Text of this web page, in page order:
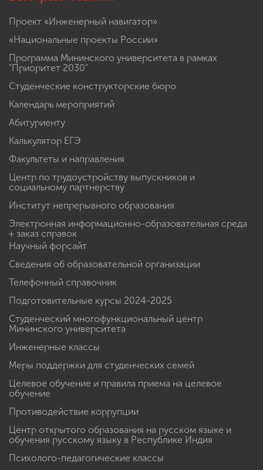
Проект «Инженерный навигатор»
«Национальные проекты России»
Программа Мининского университета в рамках
"Приоритет 2030"
Студенческие конструкторские бюро
Календарь мероприятий
Абитуриенту
Калькулятор ЕГЭ
Факультеты и направления
Центр по трудоустройству выпускников и
социальному партнерству
Институт непрерывного образования
Электронная информационно-образовательная среда
+ заказ справок
Научный форсайт
Сведения об образовательной организации
Телефонный справочник
Подготовительные курсы 2024-2025
Студенческий многофункциональный центр
Мининского университета
Инженерные классы
Меры поддержки для студенческих семей
Целевое обучение и правила приема на целевое
обучение
Противодействие коррупции
Центр открытого образования на русском языке и
обучения русскому языку в Республике Индия
Психолого-педагогические классы